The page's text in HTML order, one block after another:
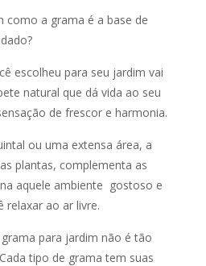
como a grama é a base de
escolheu para seu jardim vai
natural que dá vida ao seu
de frescor e harmonia.
ou uma extensa área, a
plantas, complementa as
aquele ambiente gostoso e
relaxar ao ar livre.
para jardim não é tão
tipo de grama tem suas